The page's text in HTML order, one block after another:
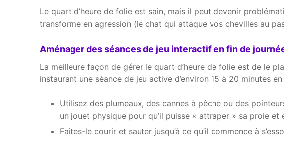
Le quart d’heure de folie est sain, mais il peut devenir
transforme en agression (le chat qui attaque vos chevilles au
Aménager des séances de jeu interactif en fin de
La meilleure façon de gérer le quart d’heure de folie est de le
instaurant une séance de jeu active d’environ 15 à 20 minutes
Utilisez des plumeaux, des cannes à pêche ou des
un jouet physique pour qu’il puisse « attraper » sa proie
Faites-le courir et sauter jusqu’à ce qu’il commence à